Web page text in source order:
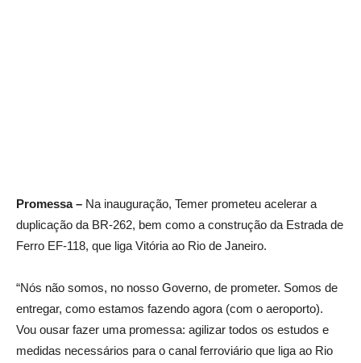
Promessa – Na inauguração, Temer prometeu acelerar a
duplicação da BR-262, bem como a construção da Estrada de
Ferro EF-118, que liga Vitória ao Rio de Janeiro.
“Nós não somos, no nosso Governo, de prometer. Somos de
entregar, como estamos fazendo agora (com o aeroporto).
Vou ousar fazer uma promessa: agilizar todos os estudos e
medidas necessários para o canal ferroviário que liga ao Rio